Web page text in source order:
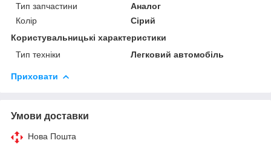
Тип запчастини
Аналог
Колір
Сірий
Користувальницькі характеристики
Тип техніки
Легковий автомобіль
Приховати
Умови доставки
Нова Пошта